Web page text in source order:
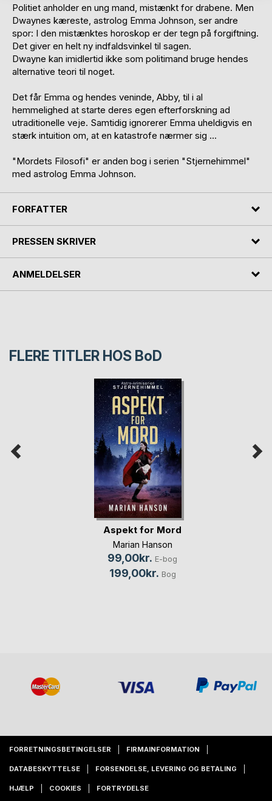
Politiet anholder en ung mand, mistænkt for drabene. Men
Dwaynes kæreste, astrolog Emma Johnson, ser andre
spor: I den mistænktes horoskop er der tegn på forgiftning.
Det giver en helt ny indfaldsvinkel til sagen.
Dwayne kan imidlertid ikke som politimand bruge hendes
alternative teori til noget.
Det får Emma og hendes veninde, Abby, til i al
hemmelighed at starte deres egen efterforskning ad
utraditionelle veje. Samtidig ignorerer Emma uheldigvis en
stærk intuition om, at en katastrofe nærmer sig ...
"Mordets Filosofi" er anden bog i serien "Stjernehimmel"
med astrolog Emma Johnson.
FORFATTER
PRESSEN SKRIVER
ANMELDELSER
FLERE TITLER HOS BoD
Aspekt for Mord
Marian Hanson
99,00kr. E-bog
199,00kr. Bog
FORRETNINGSBETINGELSER FIRMAINFORMATION
DATABESKYTTELSE FORSENDELSE, LEVERING OG BETALING
HJÆLP COOKIES FORTRYDELSE